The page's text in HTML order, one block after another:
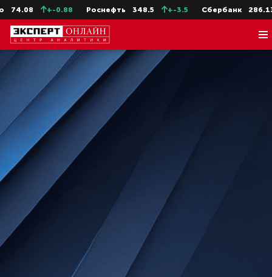
+-0.88 Роснефть 348.5 +-3.5 Сбербанк 286.13 +-